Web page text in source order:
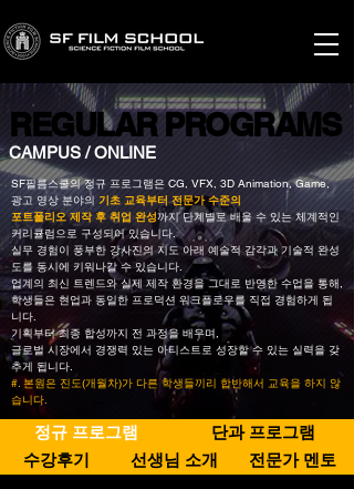
REGULAR PROGRAMS
REGULAR PROGRAMS
CAMPUS / ONLINE
SF필름스쿨의 정규 프로그램은 CG, VFX, 3D Animation, Game,
광고 영상 분야의 기초 교육부터 전문가 수준의
포트폴리오 제작 후 취업 완성까지단계별로 배울 수 있는 체계적인
커리큘럼으로 구성되어 있습니다.
실무 경험이 풍부한 강사진의 지도 아래 예술적 감각과 기술적 완성
도를 동시에 키워나갈 수 있습니다.
업계의 최신 트렌드와 실제 제작 환경을 그대로 반영한 수업을 통해,
학생들은 현업과 동일한 프로덕션 워크플로우를 직접 경험하게 됩
니다.
기획부터 최종 합성까지 전 과정을 배우며,
글로벌 시장에서 경쟁력 있는 아티스트로 성장할 수 있는 실력을 갖
추게 됩니다.
#. 본원은 진도(개월차)가 다른 학생들끼리 합반해서 교육을 하지 않
습니다.
정규 프로그램
단과 프로그램
수강후기
선생님 소개 전문가 멘토